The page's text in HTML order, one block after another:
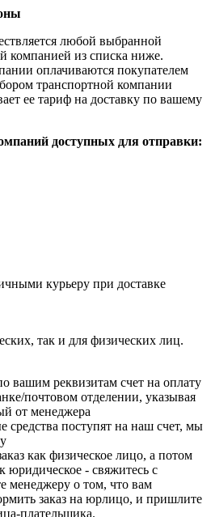
любой выбранной
компанией из списка ниже.
оплачиваются покупателем
транспортной компании
ее тариф на доставку по вашему
доступных для отправки:
курьеру при доставке
так и для физических лиц.
реквизитам счет на оплату
почтовом отделении, указывая
от менеджера
средства поступят на наш счет, мы
как физическое лицо, а потом
юридическое - свяжитесь с
менеджеру о том, что вам
заказ на юрлицо, и пришлите
плательщика.